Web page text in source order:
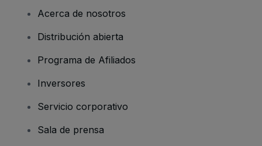
Acerca de nosotros
Distribución abierta
Programa de Afiliados
Inversores
Servicio corporativo
Sala de prensa